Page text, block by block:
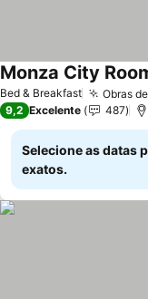
Bed & Breakfast Obras
Monza City
9,2 Excelente 487
Selecione as datas
exatos.